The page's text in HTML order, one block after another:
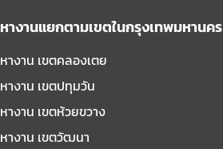
หางานแยกตามเขตในกรุงเทพมหานคร
หางาน เขตคลองเตย
หางาน เขตปทุมวัน
หางาน เขตห้วยขวาง
หางาน เขตวัฒนา